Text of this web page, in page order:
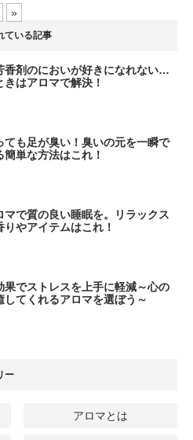
»
ている記事
香剤のにおいが好きになれない…
きはアロマで解決！
ても足が臭い！臭いの元を一瞬で
簡単な方法はこれ！
マで質の良い睡眠を。リラックス
りやアイテムはこれ！
果でストレスを上手に軽減～心の
してくれるアロマを選ぼう～
ー
アロマとは